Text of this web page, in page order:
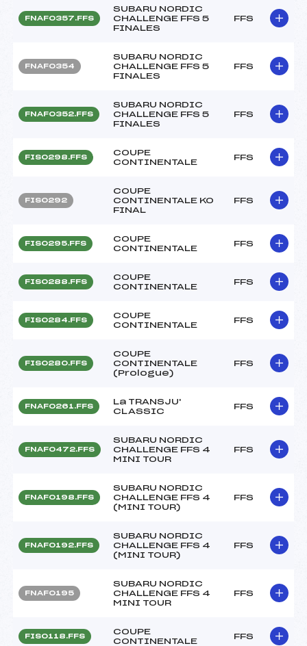
FNAF0357.FFS
SUBARU NORDIC
CHALLENGE FFS 5
FINALES
FFS
FNAF0354
SUBARU NORDIC
CHALLENGE FFS 5
FINALES
FFS
FNAF0352.FFS
SUBARU NORDIC
CHALLENGE FFS 5
FINALES
FFS
FIS0298.FFS
COUPE
CONTINENTALE
FFS
FIS0292
COUPE
CONTINENTALE KO
FINAL
FFS
FIS0295.FFS
COUPE
CONTINENTALE
FFS
FIS0288.FFS
COUPE
CONTINENTALE
FFS
FIS0284.FFS
COUPE
CONTINENTALE
FFS
FIS0280.FFS
COUPE
CONTINENTALE
(Prologue)
FFS
FNAF0261.FFS
La TRANSJU'
CLASSIC
FFS
FNAF0472.FFS
SUBARU NORDIC
CHALLENGE FFS 4
MINI TOUR
FFS
FNAF0198.FFS
SUBARU NORDIC
CHALLENGE FFS 4
(MINI TOUR)
FFS
FNAF0192.FFS
SUBARU NORDIC
CHALLENGE FFS 4
(MINI TOUR)
FFS
FNAF0195
SUBARU NORDIC
CHALLENGE FFS 4
MINI TOUR
FFS
FIS0118.FFS
COUPE
CONTINENTALE
FFS